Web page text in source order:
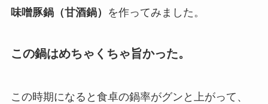
味噌豚鍋（甘酒鍋）
を作ってみました。
この鍋はめちゃくちゃ旨かった。
この時期になると食卓の鍋率がグンと上がって、